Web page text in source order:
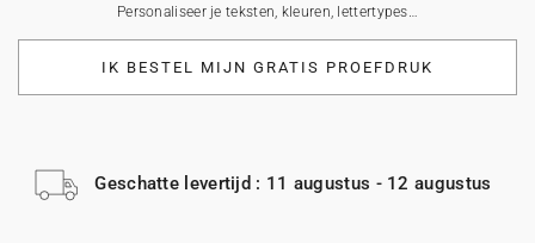
Personaliseer je teksten, kleuren, lettertypes…
IK BESTEL MIJN GRATIS PROEFDRUK
Geschatte levertijd : 11 augustus - 12 augustus